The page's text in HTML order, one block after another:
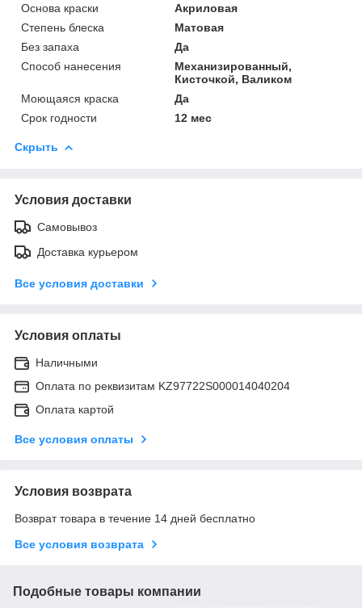
Основа краски
Акриловая
Степень блеска
Матовая
Без запаха
Да
Способ нанесения
Механизированный,
Кисточкой, Валиком
Моющаяся краска
Да
Срок годности
12 мес
Скрыть
Условия доставки
Самовывоз
Доставка курьером
Все условия доставки
Условия оплаты
Наличными
Оплата по реквизитам KZ97722S000014040204
Оплата картой
Все условия оплаты
Условия возврата
Возврат товара в течение 14 дней бесплатно
Все условия возврата
Подобные товары компании